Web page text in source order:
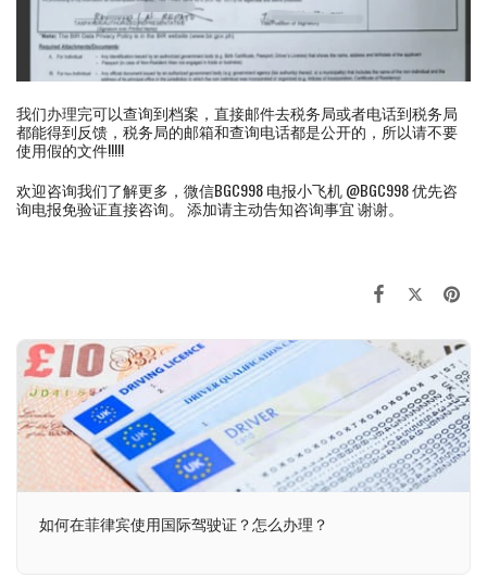
我们办理完可以查询到档案，直接邮件去税务局或者电话到税务局
都能得到反馈，税务局的邮箱和查询电话都是公开的，所以请不要
使用假的文件!!!!!
欢迎咨询我们了解更多，微信BGC998 电报小飞机 @BGC998 优先咨
询电报免验证直接咨询。 添加请主动告知咨询事宜 谢谢。
如何在菲律宾使用国际驾驶证？怎么办理？